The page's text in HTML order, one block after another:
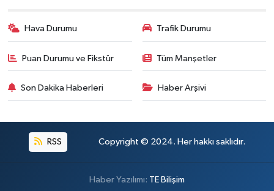
Hava Durumu Trafik Durumu
Puan Durumu ve Fikstür Tüm Manşetler
Son Dakika Haberleri Haber Arşivi
RSS Copyright © 2024. Her hakkı saklıdır.
Haber Yazılımı: TE Bilişim